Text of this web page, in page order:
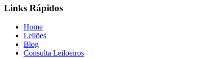
Links Rápidos
Home
Leilões
Blog
Consulta Leiloeiros